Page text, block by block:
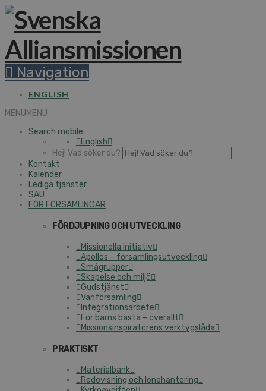
Navigation
ENGLISH
MENUMENU
Search mobile
English
Hej! Vad söker du?
Kontakt
Kalender
Lediga tjänster
SAU
FÖR FÖRSAMLINGAR
FÖRDJUPNING OCH UTVECKLING
Missionella initiativ
Apollos – församlingsutveckling
Smågrupper
Skapelse och miljö
Gudstjänst
Vänförsamling
Integrationsarbete
För barns bästa – överallt
Missionsinspiratörens verktygslåda
PRAKTISKT
Materialbank
Redovisning och lönehantering